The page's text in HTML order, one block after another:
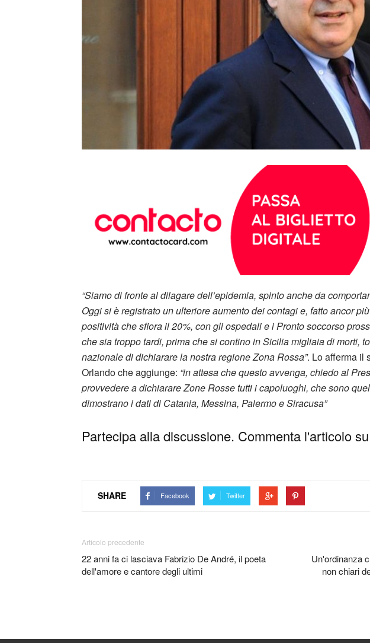
“Siamo di fronte al dilagare dell’epidemia, spinto anche da
Oggi si è registrato un ulteriore aumento dei contagi e, fatto ancor
positività che sfiora il 20%, con gli ospedali e i Pronto soccorso
che sia troppo tardi, prima che si contino in Sicilia migliaia di morti,
nazionale di dichiarare la nostra regione Zona Rossa”. Lo afferma il
Orlando che aggiunge: “in attesa che questo avvenga, chiedo al
provvedere a dichiarare Zone Rosse tutti i capoluoghi, che sono
dimostrano i dati di Catania, Messina, Palermo e Siracusa”
Partecipa alla discussione. Commenta l'articolo
SHARE Facebook Twitter
Articolo precedente
22 anni fa ci lasciava Fabrizio De André, il poeta
dell'amore e cantore degli ultimi
Un'ordinanza
non chiari